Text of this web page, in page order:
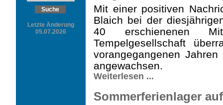
Letzte Änderung
05.07.2026
Mit einer positiven
Blaich bei der
40 erschienenen
Tempelgesellschaft
vorangegangenen
angewachsen.
Weiterlesen ...
Sommerferienlager